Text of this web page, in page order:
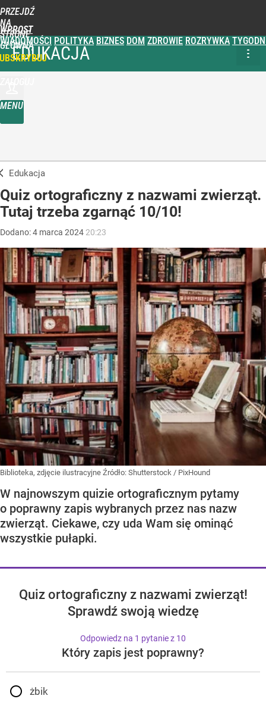
PRZEJDŹ
NA
STRONĘ
GŁÓWNĄ
WPROST
WIADOMOŚCI POLITYKA BIZNES DOM ZDROWIE ROZRYWKA
MENU
EDUKACJA
Edukacja
Quiz ortograficzny z nazwami zwierząt.
Tutaj trzeba zgarnąć 10/10!
Dodano:4 marca 2024 20:23
Biblioteka, zdjęcie ilustracyjne Źródło: Shutterstock / PixHound
W najnowszym quizie ortograficznym pytamy
o poprawny zapis wybranych przez nas nazw
zwierząt. Ciekawe, czy uda Wam się ominąć
wszystkie pułapki.
Quiz ortograficzny z nazwami zwierząt!
Sprawdź swoją wiedzę
Odpowiedz na 1 pytanie z 10
Który zapis jest poprawny?
żbik